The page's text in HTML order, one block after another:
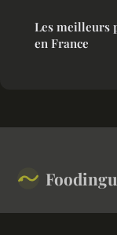
Les meilleurs
en France